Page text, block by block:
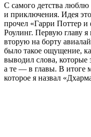
С самого детства люблю
и приключения. Идея
прочел «Гарри Поттер
Роулинг. Первую главу
вторую на борту
было такое ощущение,
выводил слова, которые
а те — в главы. В итоге
которое я назвал